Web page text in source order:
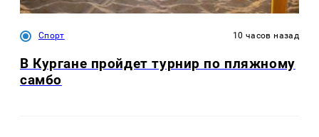
Спорт 10 часов назад
В Кургане пройдет турнир по пляжному
самбо